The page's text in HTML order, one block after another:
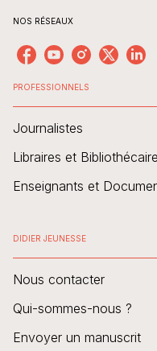
NOS RÉSEAUX
PROFESSIONNELS
Journalistes
Libraires et
Enseignants et
DIDIER JEUNESSE
Nous contacter
Qui-sommes-nous ?
Envoyer un manuscrit